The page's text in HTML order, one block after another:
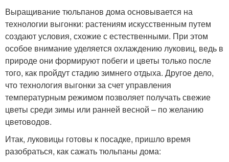
Выращивание тюльпанов дома основывается на
технологии выгонки: растениям искусственным путем
создают условия, схожие с естественными. При этом
особое внимание уделяется охлаждению луковиц, ведь в
природе они формируют побеги и цветы только после
того, как пройдут стадию зимнего отдыха. Другое дело,
что технология выгонки за счет управления
температурным режимом позволяет получать свежие
цветы среди зимы или ранней весной – по желанию
цветоводов.
Итак, луковицы готовы к посадке, пришло время
разобраться, как сажать тюльпаны дома: